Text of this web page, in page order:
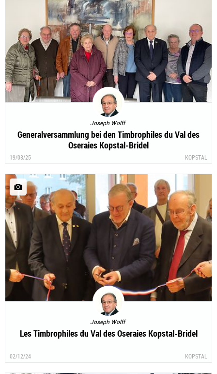
Joseph Wolff
Generalversammlung bei den Timbrophiles du Val des
Oseraies Kopstal-Bridel
19/03/25 KOPSTAL
Joseph Wolff
Les Timbrophiles du Val des Oseraies Kopstal-Bridel
02/12/24 KOPSTAL